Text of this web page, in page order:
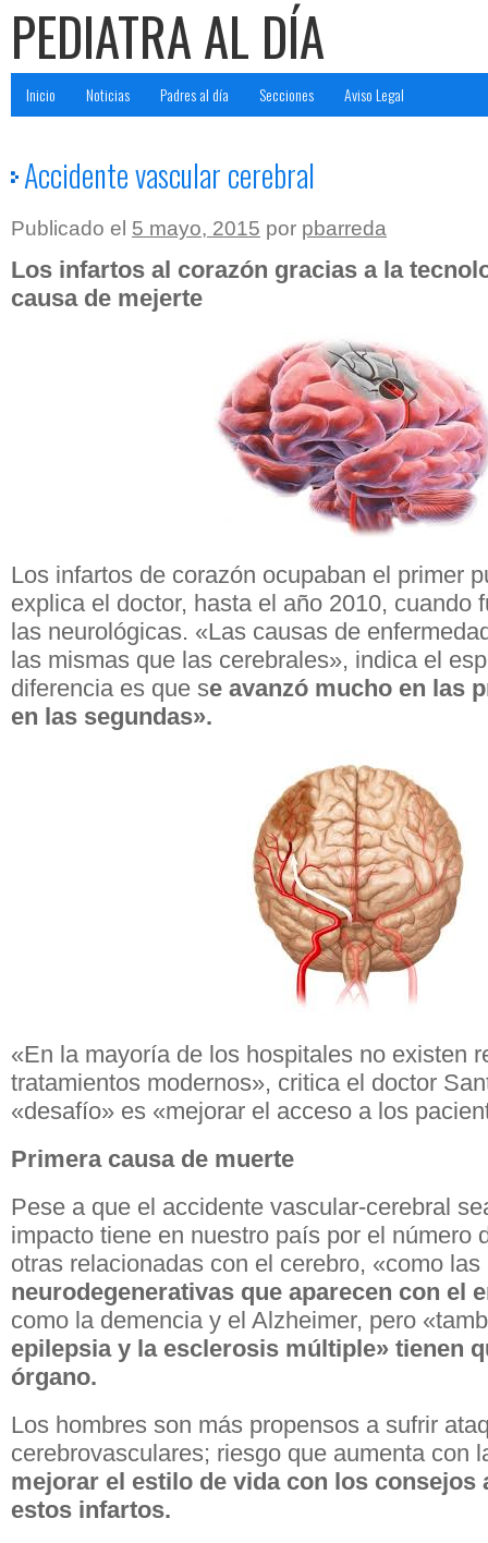
PEDIATRA AL DÍA
Inicio Noticias Padres al día Secciones Aviso Legal
Accidente vascular cerebral
Publicado el 5 mayo, 2015 por pbarreda
Los infartos al corazón gracias a la
causa de mejerte
Los infartos de corazón ocupaban el primer
explica el doctor, hasta el año 2010, cuando
las neurológicas. «Las causas de
las mismas que las cerebrales», indica el
diferencia es que se avanzó mucho en las
en las segundas».
«En la mayoría de los hospitales no existen
tratamientos modernos», critica el doctor
«desafío» es «mejorar el acceso a los
Primera causa de muerte
Pese a que el accidente vascular-cerebral
impacto tiene en nuestro país por el número
otras relacionadas con el cerebro, «como las
neurodegenerativas que aparecen con el
como la demencia y el Alzheimer, pero
epilepsia y la esclerosis múltiple» tienen
órgano.
Los hombres son más propensos a sufrir
cerebrovasculares; riesgo que aumenta con
mejorar el estilo de vida con los consejos
estos infartos.